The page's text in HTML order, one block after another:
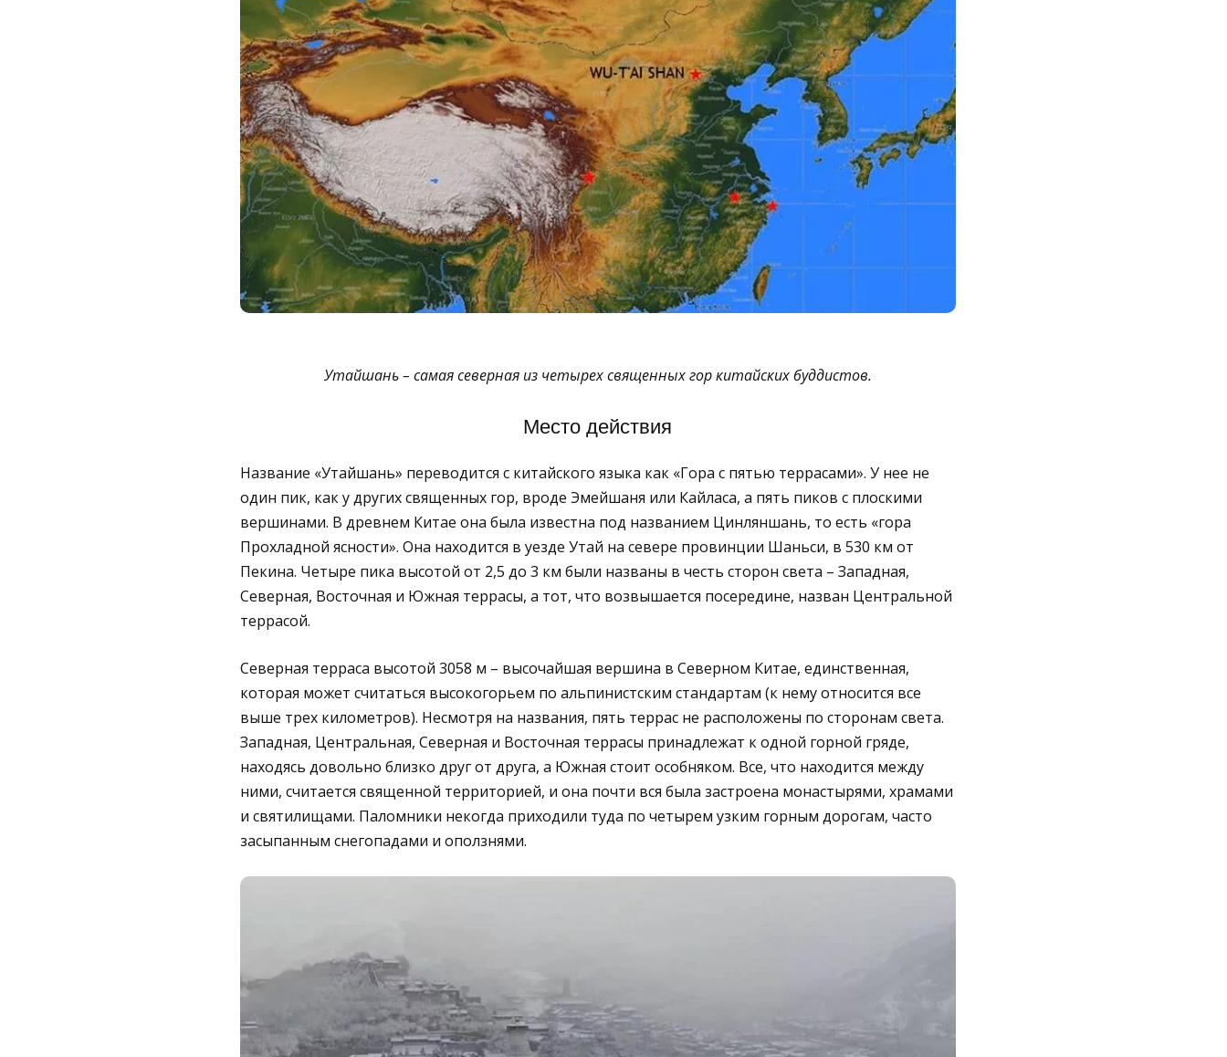
Утайшань – самая северная из четырех священных гор китайских буддистов.
Место действия
Название «Утайшань» переводится с китайского языка как «Гора с пятью террасами». У нее не
один пик, как у других священных гор, вроде Эмейшаня или Кайласа, а пять пиков с плоскими
вершинами. В древнем Китае она была известна под названием Цинляншань, то есть «гора
Прохладной ясности». Она находится в уезде Утай на севере провинции Шаньси, в 530 км от
Пекина. Четыре пика высотой от 2,5 до 3 км были названы в честь сторон света – Западная,
Северная, Восточная и Южная террасы, а тот, что возвышается посередине, назван Центральной
террасой.
Северная терраса высотой 3058 м – высочайшая вершина в Северном Китае, единственная,
которая может считаться высокогорьем по альпинистским стандартам (к нему относится все
выше трех километров). Несмотря на названия, пять террас не расположены по сторонам света.
Западная, Центральная, Северная и Восточная террасы принадлежат к одной горной гряде,
находясь довольно близко друг от друга, а Южная стоит особняком. Все, что находится между
ними, считается священной территорией, и она почти вся была застроена монастырями, храмами
и святилищами. Паломники некогда приходили туда по четырем узким горным дорогам, часто
засыпанным снегопадами и оползнями.